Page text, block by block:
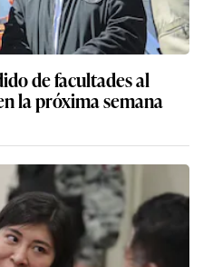
de facultades al
la próxima semana